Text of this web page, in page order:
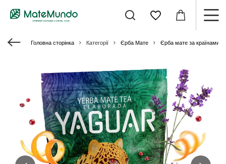
Головна сторінка Категорії Єрба Мате Єрба мате за країнами